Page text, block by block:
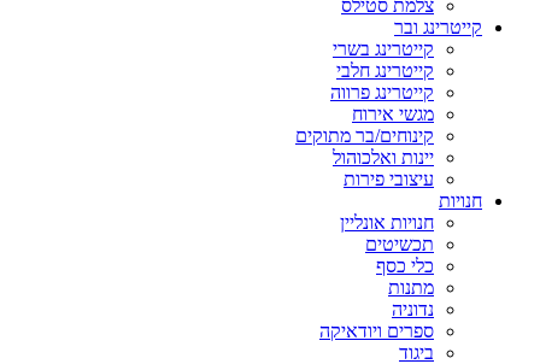
צלמת סטילס
קייטרינג ובר
קייטרינג בשרי
קייטרינג חלבי
קייטרינג פרווה
מגשי אירוח
קינוחים/בר מתוקים
יינות ואלכוהול
עיצובי פירות
חנויות
חנויות אונליין
תכשיטים
כלי כסף
מתנות
נדוניה
ספרים ויודאיקה
ביגוד